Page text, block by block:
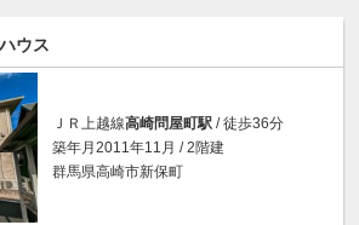
ウス
ＪＲ上越線高崎問屋町駅 / 徒歩36分
築年月2011年11月 / 2階建
群馬県高崎市新保町